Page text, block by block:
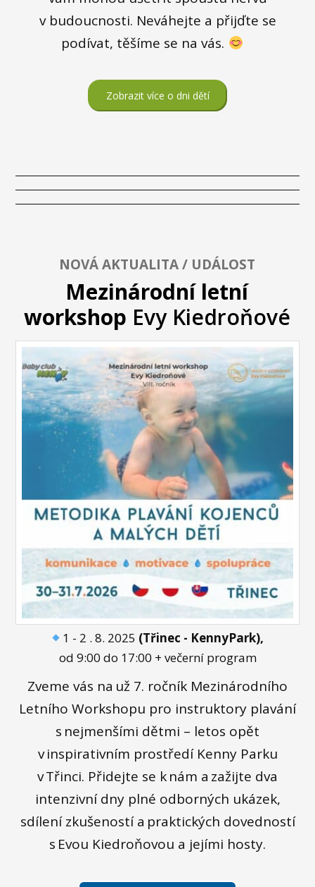
v budoucnosti. Neváhejte a přijďte se
podívat, těšíme se na vás.
Zobrazit více o dni dětí
NOVÁ AKTUALITA / UDÁLOST
Mezinárodní letní
workshop Evy Kiedroňové
1 - 2 . 8. 2025 (Třinec - KennyPark),
od 9:00 do 17:00 + večerní program
Zveme vás na už 7. ročník Mezinárodního
Letního Workshopu pro instruktory plavání
s nejmenšími dětmi – letos opět
v inspirativním prostředí Kenny Parku
v Třinci. Přidejte se k nám a zažijte dva
intenzivní dny plné odborných ukázek,
sdílení zkušeností a praktických dovedností
s Evou Kiedroňovou a jejími hosty.